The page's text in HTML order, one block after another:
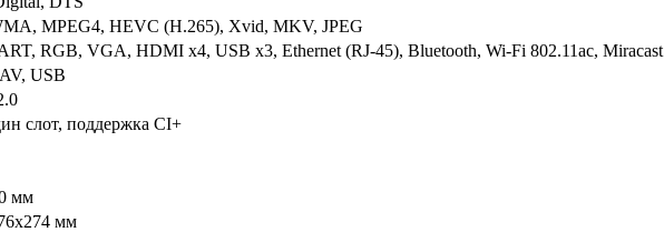
MPEG4, HEVC (H.265), Xvid, MKV, JPEG
RGB, VGA, HDMI x4, USB x3, Ethernet (RJ-45), Bluetooth, Wi-Fi 802.11ac, Miracast
USB
слот, поддержка CI+
мм
мм